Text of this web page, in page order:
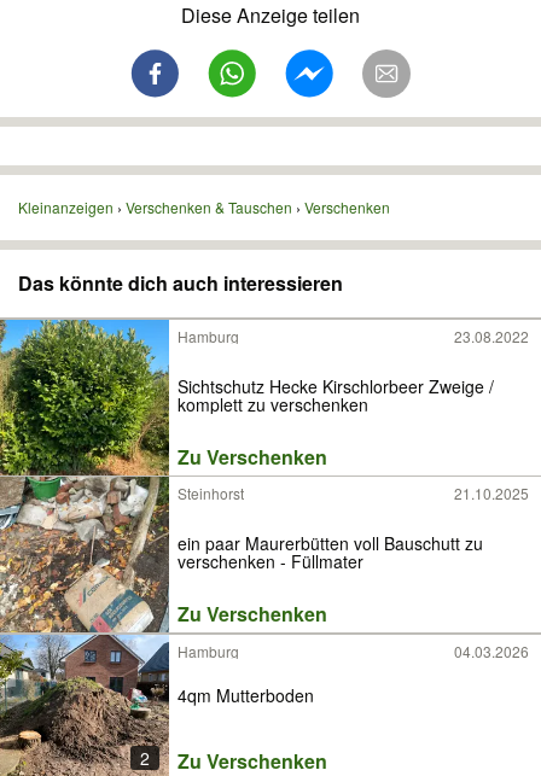
Diese Anzeige teilen
Kleinanzeigen Verschenken & Tauschen Verschenken
Das könnte dich auch interessieren
Hamburg 23.08.2022
Sichtschutz Hecke Kirschlorbeer Zweige /
komplett zu verschenken
Zu Verschenken
Steinhorst 21.10.2025
ein paar Maurerbütten voll Bauschutt zu
verschenken - Füllmater
Zu Verschenken
2
Hamburg 04.03.2026
4qm Mutterboden
Zu Verschenken